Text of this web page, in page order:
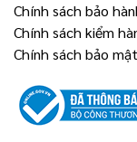
Chính sách bảo
Chính sách kiểm
Chính sách bảo